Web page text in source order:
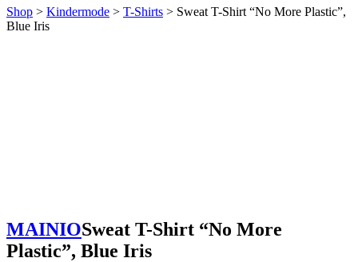
Shop > Kindermode > T-Shirts > Sweat T-Shirt “No More Plastic”,
Blue Iris
MAINIOSweat T-Shirt “No More
Plastic”, Blue Iris